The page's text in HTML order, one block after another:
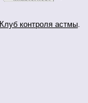
Клуб контроля астмы.